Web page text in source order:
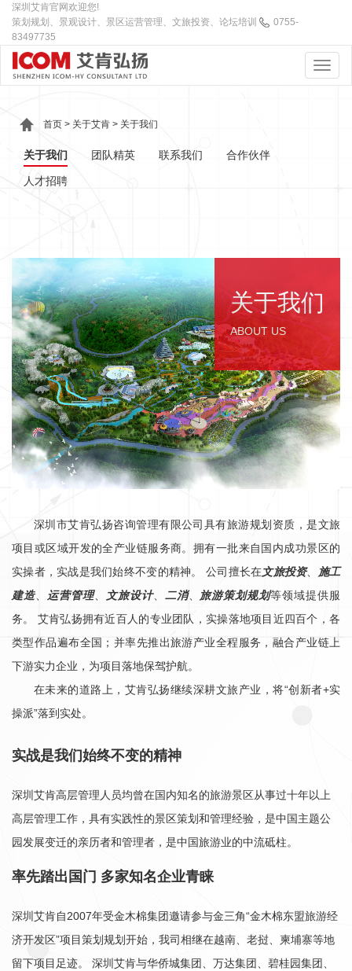
深圳艾肯官网欢迎您!
策划规划、景观设计、景区运营管理、文旅投资、论坛培训
0755-
83497735
首页 > 关于艾肯 > 关于我们
关于我们 团队精英 联系我们 合作伙伴
人才招聘
关于我们
ABOUT US
深圳市艾肯弘扬咨询管理有限公司具有旅游规划资质，是文旅
项目或区域开发的全产业链服务商。拥有一批来自国内成功景区的
实操者，实战是我们始终不变的精神。 公司擅长在文旅投资、
施工
建造、 运营管理、 文旅设计、 二消、 旅游策划规划等领域提供服
务。 艾肯弘扬拥有近百人的专业团队，实操落地项目近四百个，各
类型作品遍布全国；并率先推出旅游产业全程服务，融合产业链上
下游实力企业，为项目落地保驾护航。
在未来的道路上，艾肯弘扬继续深耕文旅产业，将“创新者+实
操派”落到实处。
实战是我们始终不变的精神
深圳艾肯高层管理人员均曾在国内知名的旅游景区从事过十年以上
高层管理工作，具有实践性的景区策划和管理经验，是中国主题公
园发展变迁的亲历者和管理者，是中国旅游业的中流砥柱。
率先踏出国门 多家知名企业青睐
深圳艾肯自2007年受金木棉集团邀请参与金三角“金木棉东盟旅游经
济开发区”项目策划规划开始，我司相继在越南、老挝、柬埔寨等地
留下项目足迹。 深圳艾肯与华侨城集团、万达集团、碧桂园集团、